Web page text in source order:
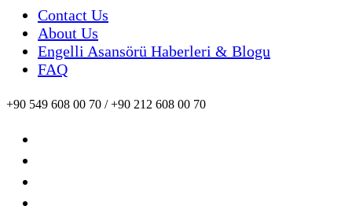
Contact Us
About Us
Engelli Asansörü Haberleri & Blogu
FAQ
+90 549 608 00 70 / +90 212 608 00 70